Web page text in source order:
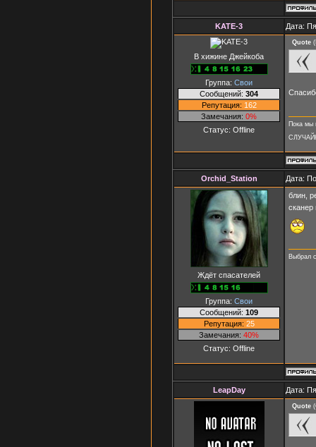
KATE-3 Дата:
В хижине Джейкоба
Группа: Свои
Сообщений: 304
Репутация: 162
Замечания: 0%
Статус: Offline
Quote (
Пока мы
Orchid_Station Дата:
Ждёт спасателей
Группа: Свои
Сообщений: 109
Репутация: 25
Замечания: 40%
Статус: Offline
блин,
сканер
Выбрал
LeapDay Дата:
Quote (